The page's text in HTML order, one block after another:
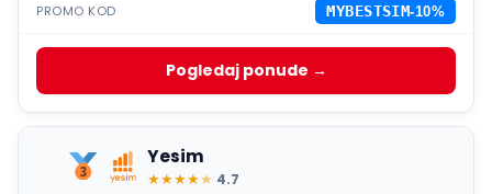
PROMO KOD MYBESTSIM-10%
Pogledaj ponude →
Yesim
★★★★★ 4.7